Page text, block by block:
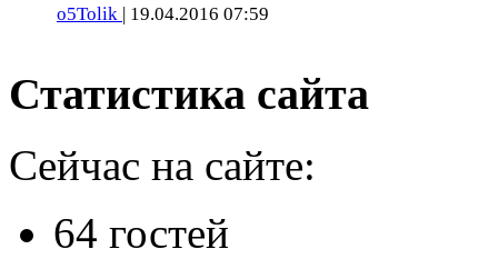
o5Tolik | 19.04.2016 07:59
Статистика сайта
Сейчас на сайте:
64 гостей